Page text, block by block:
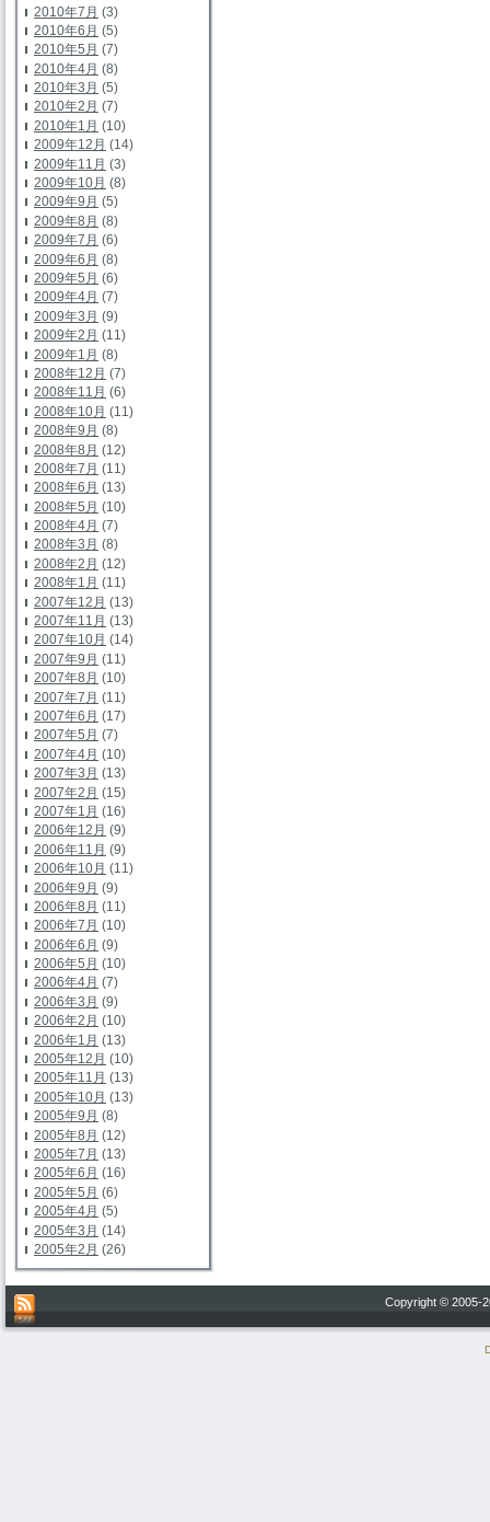
2010年7月 (3)
2010年6月 (5)
2010年5月 (7)
2010年4月 (8)
2010年3月 (5)
2010年2月 (7)
2010年1月 (10)
2009年12月 (14)
2009年11月 (3)
2009年10月 (8)
2009年9月 (5)
2009年8月 (8)
2009年7月 (6)
2009年6月 (8)
2009年5月 (6)
2009年4月 (7)
2009年3月 (9)
2009年2月 (11)
2009年1月 (8)
2008年12月 (7)
2008年11月 (6)
2008年10月 (11)
2008年9月 (8)
2008年8月 (12)
2008年7月 (11)
2008年6月 (13)
2008年5月 (10)
2008年4月 (7)
2008年3月 (8)
2008年2月 (12)
2008年1月 (11)
2007年12月 (13)
2007年11月 (13)
2007年10月 (14)
2007年9月 (11)
2007年8月 (10)
2007年7月 (11)
2007年6月 (17)
2007年5月 (7)
2007年4月 (10)
2007年3月 (13)
2007年2月 (15)
2007年1月 (16)
2006年12月 (9)
2006年11月 (9)
2006年10月 (11)
2006年9月 (9)
2006年8月 (11)
2006年7月 (10)
2006年6月 (9)
2006年5月 (10)
2006年4月 (7)
2006年3月 (9)
2006年2月 (10)
2006年1月 (13)
2005年12月 (10)
2005年11月 (13)
2005年10月 (13)
2005年9月 (8)
2005年8月 (12)
2005年7月 (13)
2005年6月 (16)
2005年5月 (6)
2005年4月 (5)
2005年3月 (14)
2005年2月 (26)
Copyright © 2005-